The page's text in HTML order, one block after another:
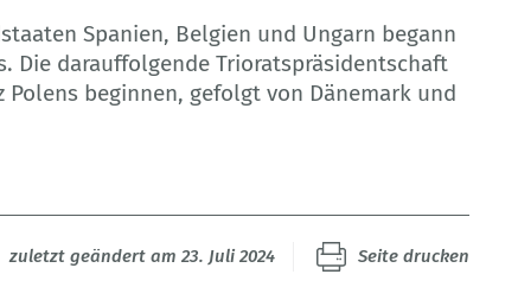
Spanien, Belgien und Ungarn begann
Die darauffolgende Trioratspräsidentschaft
Polens beginnen, gefolgt von Dänemark und
zuletzt geändert am 23. Juli 2024 Seite drucken